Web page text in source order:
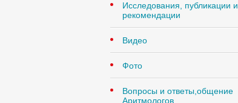
Исследования, публикации и
рекомендации
Видео
Фото
Вопросы и ответы,общение
Аритмологов